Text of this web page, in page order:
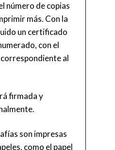
número de copias
más. Con la
un certificado
con el
al
firmada y
son impresas
como el papel